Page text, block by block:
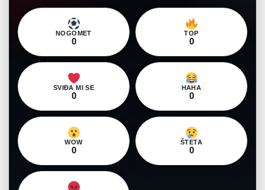
NOGOMET
0
TOP
0
SVIĐA MI SE
0
HAHA
0
WOW
0
ŠTETA
0